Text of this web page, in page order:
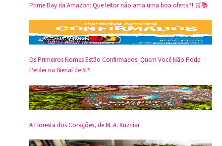
Prime Day da Amazon: Que leitor não ama uma boa oferta?! 🛒📚
Os Primeiros Nomes Estão Confirmados: Quem Você Não Pode
Perder na Bienal de SP!
A Floresta dos Corações, de M. A. Kuzniar